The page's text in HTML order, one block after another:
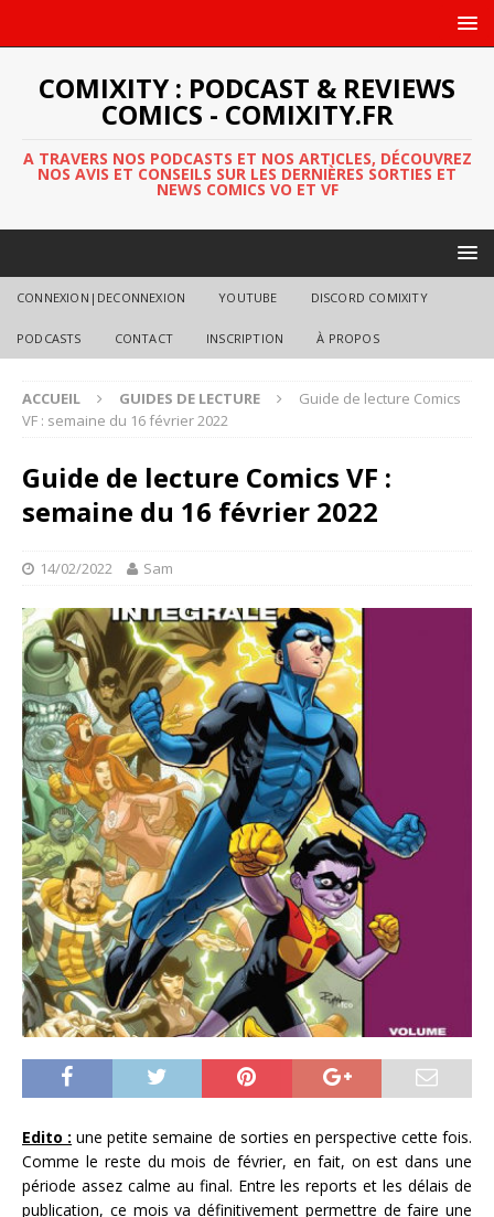
COMIXITY : PODCAST & REVIEWS
COMICS - COMIXITY.FR
A TRAVERS NOS PODCASTS ET NOS ARTICLES, DÉCOUVREZ
NOS AVIS ET CONSEILS SUR LES DERNIÈRES SORTIES ET
NEWS COMICS VO ET VF
CONNEXION|DECONNEXION YOUTUBE DISCORD COMIXITY
PODCASTS CONTACT INSCRIPTION À PROPOS
ACCUEIL GUIDES DE LECTURE
Guide de lecture Comics
VF : semaine du 16 février 2022
Guide de lecture Comics VF :
semaine du 16 février 2022
14/02/2022 Sam
Edito : une petite semaine de sorties en perspective cette fois.
Comme le reste du mois de février, en fait, on est dans une
période assez calme au final. Entre les reports et les délais de
publication, ce mois va définitivement permettre de faire une